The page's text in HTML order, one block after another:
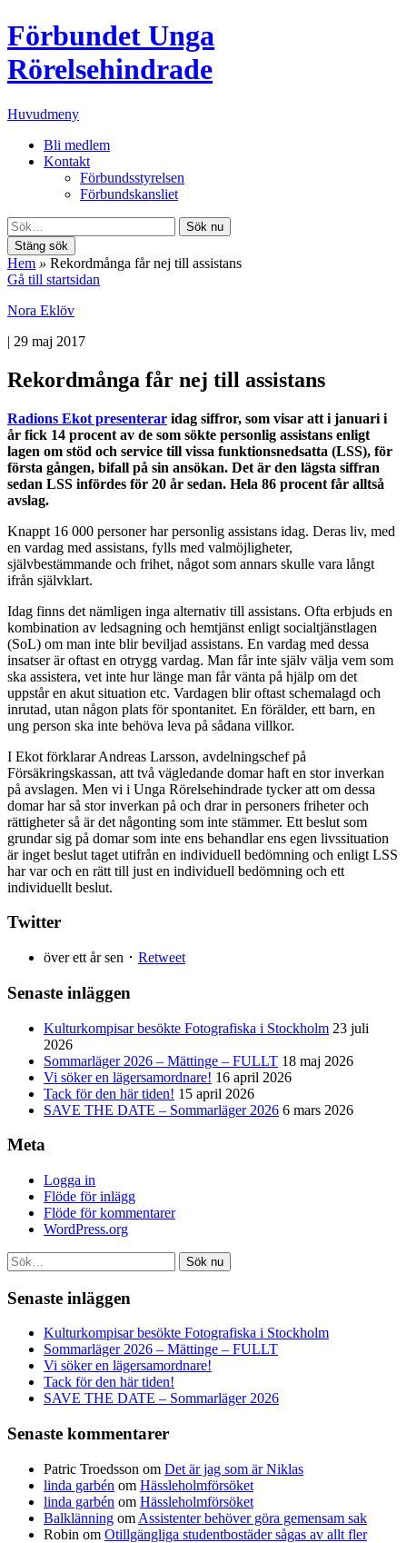
Förbundet Unga
Rörelsehindrade
Huvudmeny
Bli medlem
Kontakt
Förbundsstyrelsen
Förbundskansliet
Sök nu
Stäng sök
Hem » Rekordmånga får nej till assistans
Gå till startsidan
Nora Eklöv
| 29 maj 2017
Rekordmånga får nej till assistans
Radions Ekot presenterar idag siffror, som visar att i januari i
år fick 14 procent av de som sökte personlig assistans enligt
lagen om stöd och service till vissa funktionsnedsatta (LSS), för
första gången, bifall på sin ansökan. Det är den lägsta siffran
sedan LSS infördes för 20 år sedan. Hela 86 procent får alltså
avslag.
Knappt 16 000 personer har personlig assistans idag. Deras liv, med
en vardag med assistans, fylls med valmöjligheter,
självbestämmande och frihet, något som annars skulle vara långt
ifrån självklart.
Idag finns det nämligen inga alternativ till assistans. Ofta erbjuds en
kombination av ledsagning och hemtjänst enligt socialtjänstlagen
(SoL) om man inte blir beviljad assistans. En vardag med dessa
insatser är oftast en otrygg vardag. Man får inte själv välja vem som
ska assistera, vet inte hur länge man får vänta på hjälp om det
uppstår en akut situation etc. Vardagen blir oftast schemalagd och
inrutad, utan någon plats för spontanitet. En förälder, ett barn, en
ung person ska inte behöva leva på sådana villkor.
I Ekot förklarar Andreas Larsson, avdelningschef på
Försäkringskassan, att två vägledande domar haft en stor inverkan
på avslagen. Men vi i Unga Rörelsehindrade tycker att om dessa
domar har så stor inverkan på och drar in personers friheter och
rättigheter så är det någonting som inte stämmer. Ett beslut som
grundar sig på domar som inte ens behandlar ens egen livssituation
är inget beslut taget utifrån en individuell bedömning och enligt LSS
har var och en rätt till just en individuell bedömning och ett
individuellt beslut.
Twitter
över ett år sen ･ Retweet
Senaste inläggen
Kulturkompisar besökte Fotografiska i Stockholm 23 juli
2026
Sommarläger 2026 – Mättinge – FULLT 18 maj 2026
Vi söker en lägersamordnare! 16 april 2026
Tack för den här tiden! 15 april 2026
SAVE THE DATE – Sommarläger 2026 6 mars 2026
Meta
Logga in
Flöde för inlägg
Flöde för kommentarer
WordPress.org
Sök nu
Senaste inläggen
Kulturkompisar besökte Fotografiska i Stockholm
Sommarläger 2026 – Mättinge – FULLT
Vi söker en lägersamordnare!
Tack för den här tiden!
SAVE THE DATE – Sommarläger 2026
Senaste kommentarer
Patric Troedsson om Det är jag som är Niklas
linda garbén om Hässleholmförsöket
linda garbén om Hässleholmförsöket
Balklänning om Assistenter behöver göra gemensam sak
Robin om Otillgängliga studentbostäder sågas av allt fler